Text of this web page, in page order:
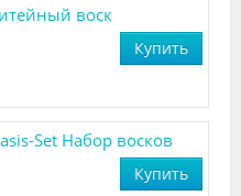
воск
Купить
Set Набор восков
Купить